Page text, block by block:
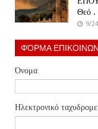
Θεό .
9/
ΦΌΡΜΑ
Όνομα
Ηλεκτρονικό